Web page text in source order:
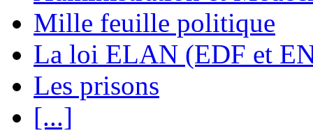
Mille feuille politique
La loi ELAN (EDF et
Les prisons
[...]